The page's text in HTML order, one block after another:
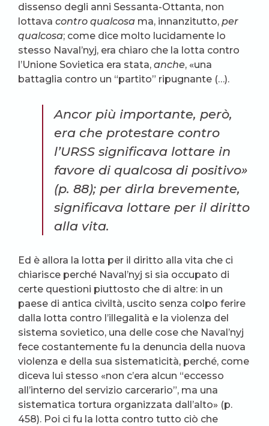
dissenso degli anni Sessanta-Ottanta, non
lottava contro qualcosa ma, innanzitutto, per
qualcosa; come dice molto lucidamente lo
stesso Naval’nyj, era chiaro che la lotta contro
l’Unione Sovietica era stata, anche, «una
battaglia contro un “partito” ripugnante (…).
Ancor più importante, però,
era che protestare contro
l’URSS significava lottare in
favore di qualcosa di positivo»
(p. 88); per dirla brevemente,
significava lottare per il diritto
alla vita.
Ed è allora la lotta per il diritto alla vita che ci
chiarisce perché Naval’nyj si sia occupato di
certe questioni piuttosto che di altre: in un
paese di antica civiltà, uscito senza colpo ferire
dalla lotta contro l’illegalità e la violenza del
sistema sovietico, una delle cose che Naval’nyj
fece costantemente fu la denuncia della nuova
violenza e della sua sistematicità, perché, come
diceva lui stesso «non c’era alcun “eccesso
all’interno del servizio carcerario”, ma una
sistematica tortura organizzata dall’alto» (p.
458). Poi ci fu la lotta contro tutto ciò che